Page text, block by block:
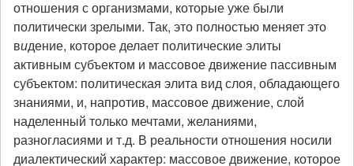
отношения с организмами, которые уже были
политически зрелыми. Так, это полностью меняет это
видение, которое делает политические элиты
активным субъектом и массовое движение пассивным
субъектом: политическая элита вид слоя, обладающего
знаниями, и, напротив, массовое движение, слой
наделенный только мечтами, желаниями,
разногласиями и т.д. В реальности отношения носили
диалектический характер: массовое движение, которое